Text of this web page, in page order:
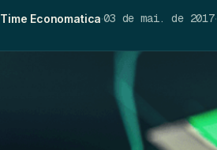
Time Economatica·03 de mai. de 2017·